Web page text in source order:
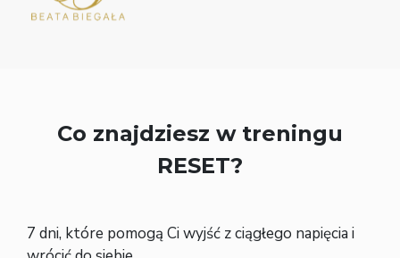
Co znajdziesz w treningu
RESET?
7 dni, które pomogą Ci wyjść z ciągłego napięcia i